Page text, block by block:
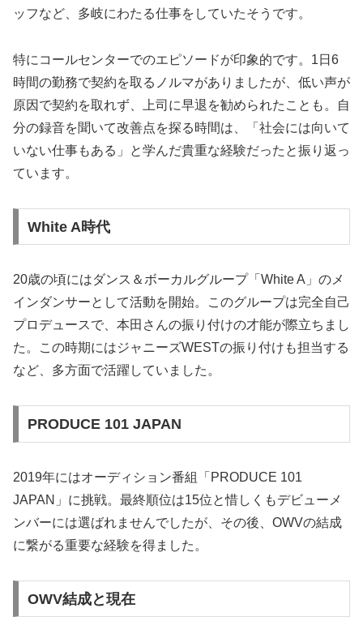
ッフなど、多岐にわたる仕事をしていたそうです。
特にコールセンターでのエピソードが印象的です。1日6
時間の勤務で契約を取るノルマがありましたが、低い声が
原因で契約を取れず、上司に早退を勧められたことも。自
分の録音を聞いて改善点を探る時間は、「社会には向いて
いない仕事もある」と学んだ貴重な経験だったと振り返っ
ています。
White A時代
20歳の頃にはダンス＆ボーカルグループ「White A」のメ
インダンサーとして活動を開始。このグループは完全自己
プロデュースで、本田さんの振り付けの才能が際立ちまし
た。この時期にはジャニーズWESTの振り付けも担当する
など、多方面で活躍していました。
PRODUCE 101 JAPAN
2019年にはオーディション番組「PRODUCE 101
JAPAN」に挑戦。最終順位は15位と惜しくもデビューメ
ンバーには選ばれませんでしたが、その後、OWVの結成
に繋がる重要な経験を得ました。
OWV結成と現在